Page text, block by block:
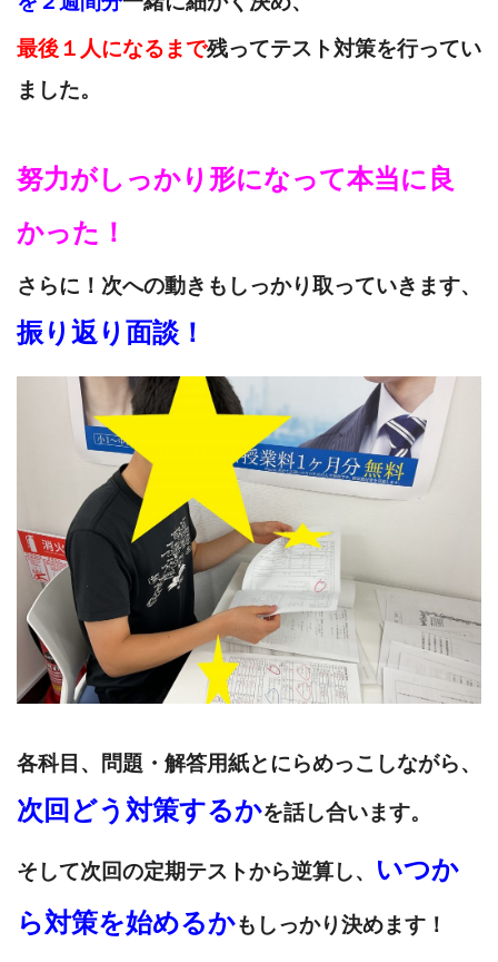
最後１人になるまで残ってテスト対策を行ってい
ました。
努力がしっかり形になって本当に良
かった！
さらに！次への動きもしっかり取っていきます、
振り返り面談！
各科目、問題・解答用紙とにらめっこしながら、
次回どう対策するかを話し合います。
そして次回の定期テストから逆算し、 いつか
ら対策を始めるかもしっかり決めます！